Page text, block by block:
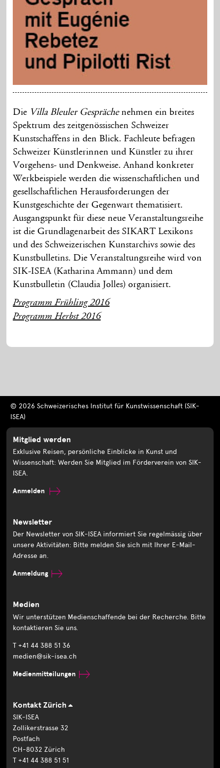
Die Villa Bleuler Gesprächenehmen ein breites
Spektrum des zeitgenössischen Schweizer
Kunstschaffens in den Blick. Fachleute befragen
Schweizer Künstlerinnen und Künstler zu ihrer
Vorgehens- und Denkweise. Anhand konkreter
Werkbeispiele werden die wissenschaftlichen und
gesellschaftlichen Herausforderungen der
Kunstgeschichte der Gegenwart thematisiert.
Ausgangspunkt für diese neue Veranstaltungsreihe
ist die Grundlagenarbeit des SIKART Lexikons
und des Schweizerischen Kunstarchivs sowie des
Kunstbulletins. Die Veranstaltungsreihe wird von
SIK-ISEA (Katharina Ammann) und dem
Kunstbulletin (Claudia Jolles) organisiert.
Programm Frühling 2016
Programm Herbst 2016
© 2026 Schweizerisches Institut für Kunstwissenschaft (SIK-
ISEA)
Mitglied werden
Exklusive Reisen, persönliche Einblicke in Kunst und
Wissenschaft: Werden Sie Mitglied im Förderverein von SIK-
ISEA.
Anmelden
Newsletter
Der Newsletter von SIK-ISEA informiert Sie regelmässig über
unsere Aktivitäten: Bitte melden Sie sich mit Ihrer E-Mail-
Adresse an.
Anmeldung
Medien
Wir unterstützen Medienschaffende bei der Recherche. Bitte
kontaktieren Sie uns.
T +41 44 388 51 36
medien@sik-isea.ch
Medienmitteilungen
Kontakt Zürich
SIK-ISEA
Zollikerstrasse 32
Postfach
CH-8032 Zürich
T +41 44 388 51 51